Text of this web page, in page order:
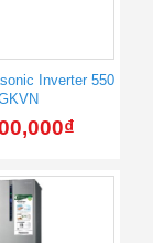
Inverter 550
₫